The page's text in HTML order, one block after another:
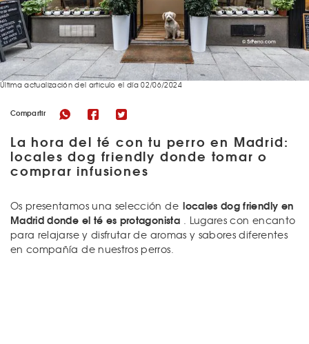
Compartir
La hora del té con tu perro en Madrid:
locales dog friendly donde tomar o
comprar infusiones
Última actualización del articulo el día 02/06/2024
Os presentamos una selección de locales dog friendly en
Madrid donde el té es protagonista . Lugares con encanto
para relajarse y disfrutar de aromas y sabores diferentes
en compañía de nuestros perros.